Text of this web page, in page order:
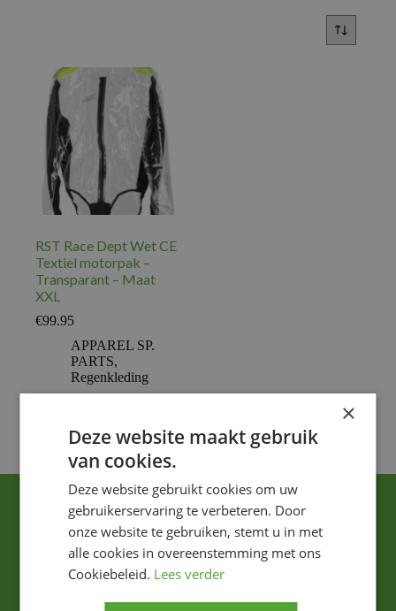
RST Race Dept Wet CE
Textiel motorpak –
Transparant – Maat
XXL
€99.95
APPAREL SP.
PARTS,
Regenkleding
Ik ga akkoord met het privacybeleid.
×
Deze website maakt gebruik
van cookies.
Deze website gebruikt cookies om uw
gebruikerservaring te verbeteren. Door
onze website te gebruiken, stemt u in met
alle cookies in overeenstemming met ons
Cookiebeleid. Lees verder